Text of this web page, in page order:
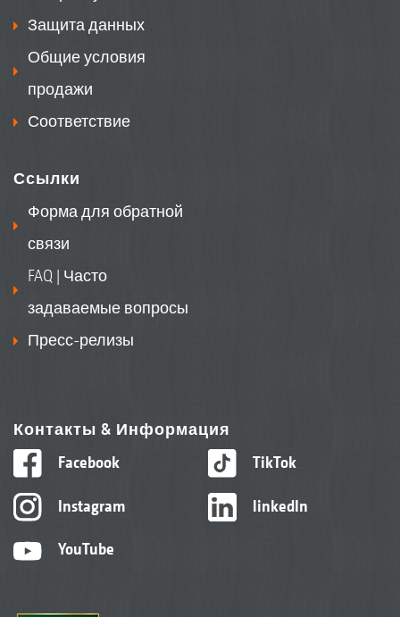
Защита данных
Общие условия
продажи
Соответствие
Ссылки
Форма для обратной
связи
FAQ | Часто
задаваемые вопросы
Пресс-релизы
Контакты & Информация
Facebook
Instagram
YouTube
TikTok
linkedIn